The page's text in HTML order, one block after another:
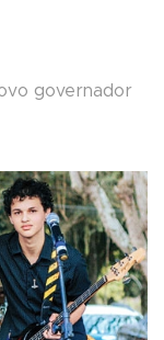
governador